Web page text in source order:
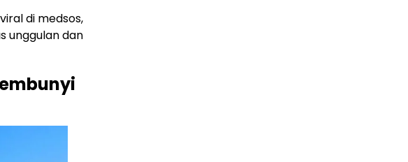
di medsos,
unggulan dan